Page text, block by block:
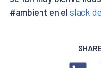
#ambient en el slack